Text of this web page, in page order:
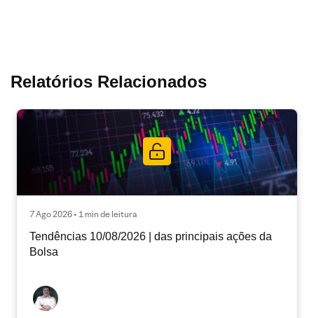
Relatórios Relacionados
7 Ago 2026 • 1 min de leitura
Tendências 10/08/2026 | das principais ações da
Bolsa